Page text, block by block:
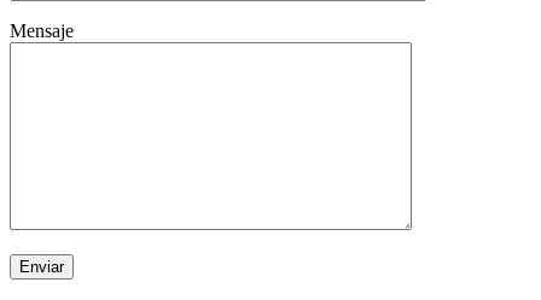
Mensaje